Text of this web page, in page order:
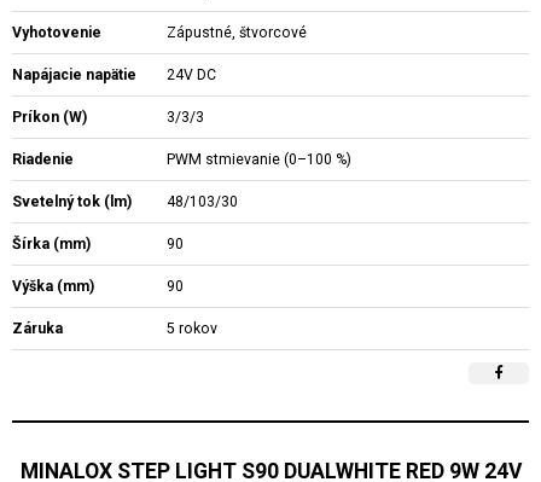
Vyhotovenie Zápustné, štvorcové
Napájacie napätie 24V DC
Príkon (W) 3/3/3
Riadenie PWM stmievanie (0–100 %)
Svetelný tok (lm) 48/103/30
Šírka (mm) 90
Výška (mm) 90
Záruka 5 rokov
MINALOX STEP LIGHT S90 DUALWHITE RED 9W 24V